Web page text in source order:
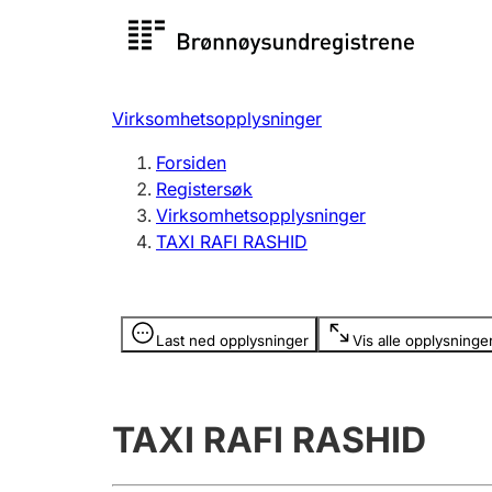
Registersøk
Registrere, endre, slette
Virksomhetsopplysninger
Forsiden
Registersøk
Virksomhetsopplysninger
TAXI RAFI RASHID
Last ned opplysninger Vis alle
Opplysninger er skjult
TAXI RAFI RASHID